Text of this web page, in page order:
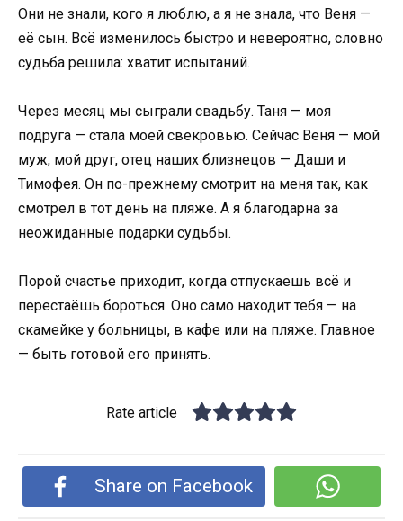
Они не знали, кого я люблю, а я не знала, что Веня —
её сын. Всё изменилось быстро и невероятно, словно
судьба решила: хватит испытаний.
Через месяц мы сыграли свадьбу. Таня — моя
подруга — стала моей свекровью. Сейчас Веня — мой
муж, мой друг, отец наших близнецов — Даши и
Тимофея. Он по-прежнему смотрит на меня так, как
смотрел в тот день на пляже. А я благодарна за
неожиданные подарки судьбы.
Порой счастье приходит, когда отпускаешь всё и
перестаёшь бороться. Оно само находит тебя — на
скамейке у больницы, в кафе или на пляже. Главное
— быть готовой его принять.
Rate article
Share on Facebook